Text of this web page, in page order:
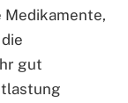
Medikamente,
gut